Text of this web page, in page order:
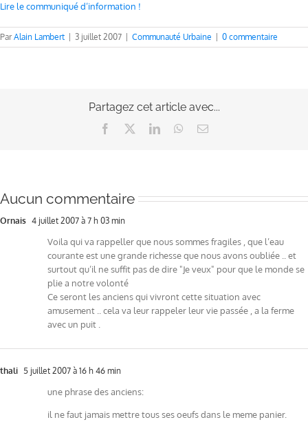
Lire le communiqué d’information !
ParAlain Lambert 3 juillet 2007 Communauté Urbaine 0 commentaire
Partagez cet article avec...
Facebook LinkedInWhatsApp
Email
Aucun commentaire
Ornais 4 juillet 2007 à 7 h 03 min
Voila qui va rappeller que nous sommes fragiles , que l’eau
courante est une grande richesse que nous avons oubliée .. et
surtout qu’il ne suffit pas de dire "Je veux" pour que le monde se
plie a notre volonté
Ce seront les anciens qui vivront cette situation avec
amusement .. cela va leur rappeler leur vie passée , a la ferme
avec un puit .
thali 5 juillet 2007 à 16 h 46 min
une phrase des anciens:
il ne faut jamais mettre tous ses oeufs dans le meme panier.